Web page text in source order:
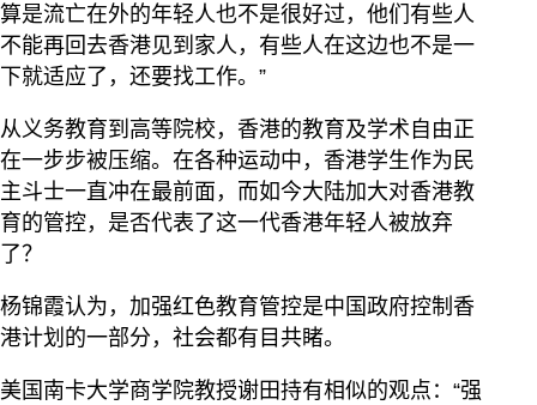
算是流亡在外的年轻人也不是很好过，他们有些人
不能再回去香港见到家人，有些人在这边也不是一
下就适应了，还要找工作。”
从义务教育到高等院校，香港的教育及学术自由正
在一步步被压缩。在各种运动中，香港学生作为民
主斗士一直冲在最前面，而如今大陆加大对香港教
育的管控，是否代表了这一代香港年轻人被放弃
了？
杨锦霞认为，加强红色教育管控是中国政府控制香
港计划的一部分，社会都有目共睹。
美国南卡大学商学院教授谢田持有相似的观点：“强